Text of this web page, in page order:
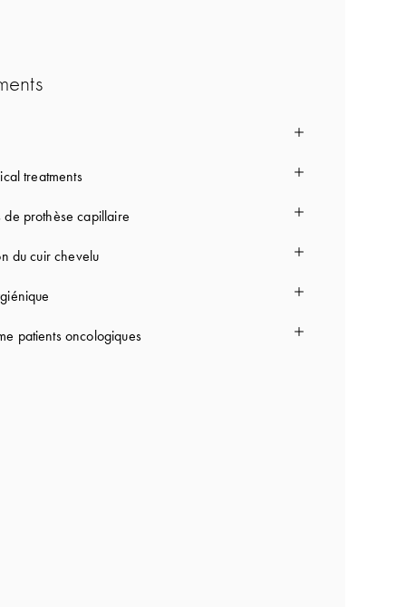
treatments
de prothèse capillaire
du cuir chevelu
patients oncologiques